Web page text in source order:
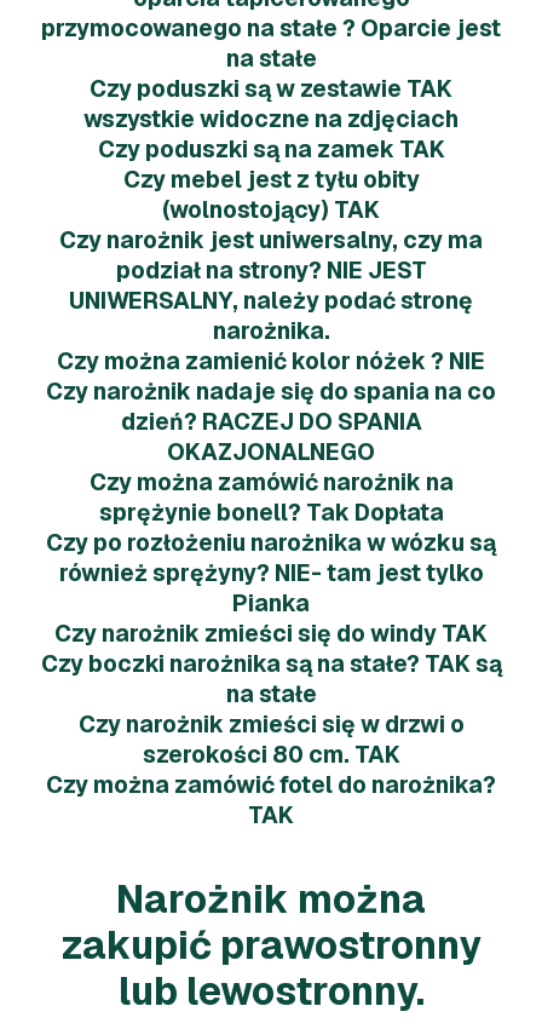
przymocowanego na stałe ? Oparcie jest
na stałe
Czy poduszki są w zestawie TAK
wszystkie widoczne na zdjęciach
Czy poduszki są na zamek TAK
Czy mebel jest z tyłu obity
(wolnostojący) TAK
Czy narożnik jest uniwersalny, czy ma
podział na strony? NIE JEST
UNIWERSALNY, należy podać stronę
narożnika.
Czy można zamienić kolor nóżek ? NIE
Czy narożnik nadaje się do spania na co
dzień? RACZEJ DO SPANIA
OKAZJONALNEGO
Czy można zamówić narożnik na
sprężynie bonell? Tak Dopłata
Czy po rozłożeniu narożnika w wózku są
również sprężyny? NIE- tam jest tylko
Pianka
Czy narożnik zmieści się do windy TAK
Czy boczki narożnika są na stałe? TAK są
na stałe
Czy narożnik zmieści się w drzwi o
szerokości 80 cm. TAK
Czy można zamówić fotel do narożnika?
TAK
Narożnik można
zakupić prawostronny
lub lewostronny.